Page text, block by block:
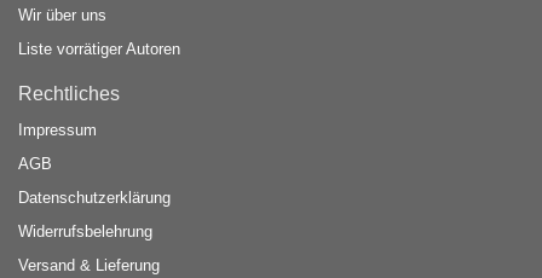
Wir über uns
Liste vorrätiger Autoren
Rechtliches
Impressum
AGB
Datenschutzerklärung
Widerrufsbelehrung
Versand & Lieferung